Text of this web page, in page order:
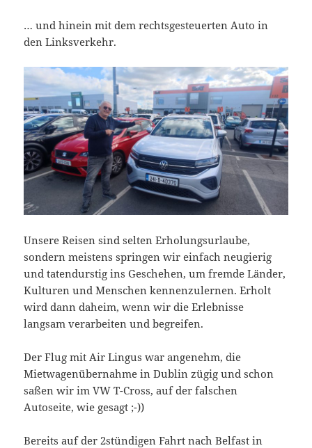
… und hinein mit dem rechtsgesteuerten Auto in
den Linksverkehr.
Unsere Reisen sind selten Erholungsurlaube,
sondern meistens springen wir einfach neugierig
und tatendurstig ins Geschehen, um fremde Länder,
Kulturen und Menschen kennenzulernen. Erholt
wird dann daheim, wenn wir die Erlebnisse
langsam verarbeiten und begreifen.
Der Flug mit Air Lingus war angenehm, die
Mietwagenübernahme in Dublin zügig und schon
saßen wir im VW T-Cross, auf der falschen
Autoseite, wie gesagt ;-))
Bereits auf der 2stündigen Fahrt nach Belfast in